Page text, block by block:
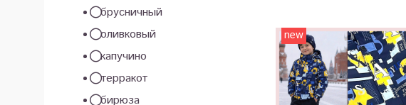
new
брусничный
оливковый
капучино
терракот
бирюза